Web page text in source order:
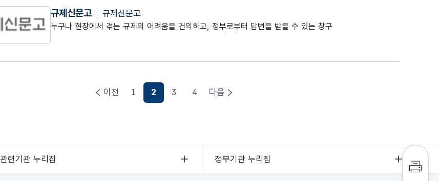
규제신문고 규제신문고
누구나 현장에서 겪는 규제의 어려움을 건의하고, 정부로부터 답변을 받을 수 있는 창구
이전 1
현재페이지
2 3 4 다음
인쇄
관련기관 누리집 정부기관 누리집